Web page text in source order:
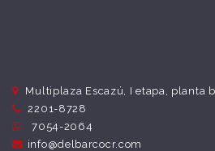
Multiplaza Escazú, I etapa, planta
2201-8728
7054-2064
info@delbarcocr.com